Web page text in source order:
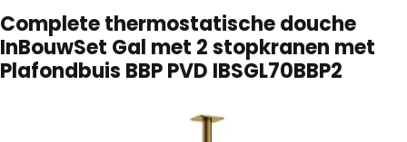
Complete thermostatische douche
InBouwSet Gal met 2 stopkranen met
Plafondbuis BBP PVD IBSGL70BBP2